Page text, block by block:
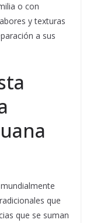
o con
y texturas
a sus
que
que se suman